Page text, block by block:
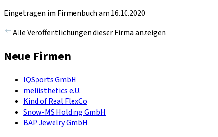
Eingetragen im Firmenbuch am 16.10.2020
Alle Veröffentlichungen dieser Firma anzeigen
Neue Firmen
IQSports GmbH
meliisthetics e.U.
Kind of Real FlexCo
Snow-MS Holding GmbH
BAP Jewelry GmbH